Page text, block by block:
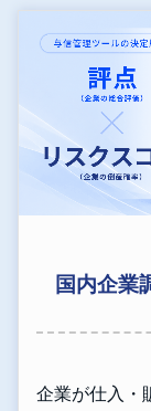
国内企業
企業が仕入・